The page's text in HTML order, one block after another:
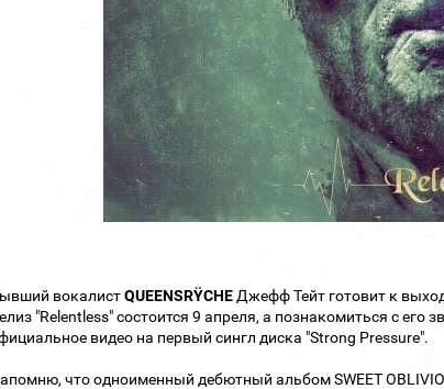
вокалистQUEENSRŸCHE Джефф Тейт готовит к
"Relentless" состоится 9 апреля, а познакомиться с
видео на первый сингл диска "Strong Pressure".
что одноименный дебютный альбом SWEET